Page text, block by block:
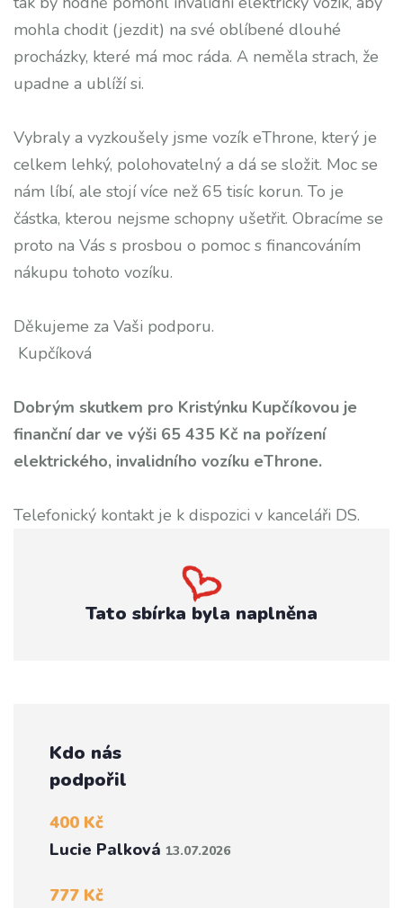
mohla chodit (jezdit) na své oblíbené dlouhé
procházky, které má moc ráda. A neměla strach, že
upadne a ublíží si.
Vybraly a vyzkoušely jsme vozík eThrone, který je
celkem lehký, polohovatelný a dá se složit. Moc se
nám líbí, ale stojí více než 65 tisíc korun. To je
částka, kterou nejsme schopny ušetřit. Obracíme se
proto na Vás s prosbou o pomoc s financováním
nákupu tohoto vozíku.
Děkujeme za Vaši podporu.
Kupčíková
Dobrým skutkem pro Kristýnku Kupčíkovou je
finanční dar ve výši 65 435 Kč na pořízení
elektrického, invalidního vozíku eThrone.
Telefonický kontakt je k dispozici v kanceláři DS.
Tato sbírka byla naplněna
Kdo nás
podpořil
400 Kč
Lucie Palková 13.07.2026
777 Kč